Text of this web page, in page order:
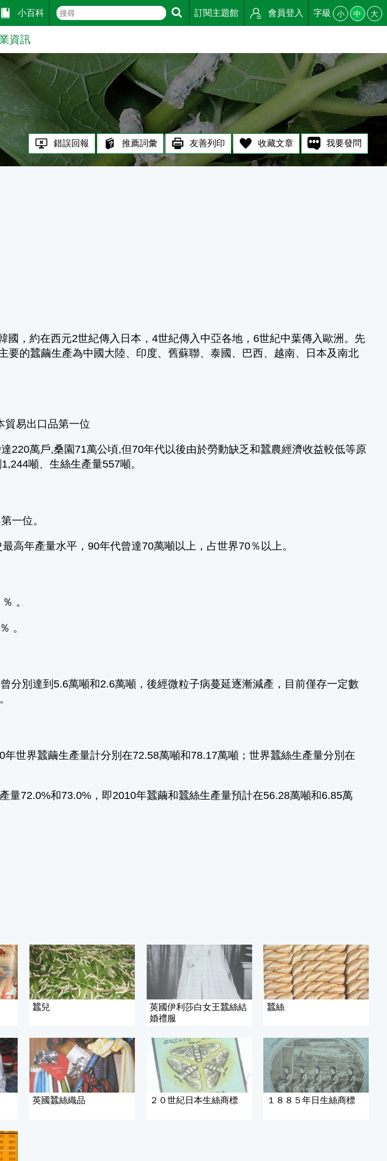
小百科 訂閱主題館 會員登入 字級 小 中 大
資訊
錯誤回報 推薦詞彙 友善列印 收藏文章 我要發問
，約在西元2世紀傳入日本，4世紀傳入中亞各地，6世紀中葉傳入歐洲。先
要的蠶繭生產為中國大陸、印度、舊蘇聯、泰國、巴西、越南、日本及南北
貿易出口品第一位
220萬戶,桑園71萬公頃,但70年代以後由於勞動缺乏和蠶農經濟收益較低等原
噸、生絲生產量557噸。
一位。
高年產量水平，90年代曾達70萬噸以上，占世界70％以上。
。
。
分別達到5.6萬噸和2.6萬噸，後經微粒子病蔓延逐漸減產，目前僅存一定數
世界蠶繭生產量計分別在72.58萬噸和78.17萬噸；世界蠶絲生產量分別在
量72.0%和73.0%，即2010年蠶繭和蠶絲生產量預計在56.28萬噸和6.85萬
蠶兒
英國伊利莎白女王蠶絲結
婚禮服
蠶絲
英國蠶絲織品 ２０世紀日本生絲商標 １８８５年日生絲商標